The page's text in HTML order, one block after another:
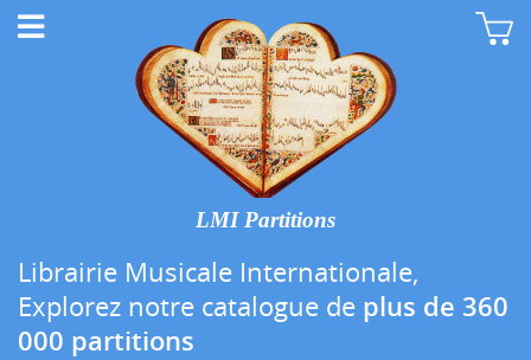
LMI Partitions
Librairie Musicale Internationale,
Explorez notre catalogue de plus de 360
000 partitions